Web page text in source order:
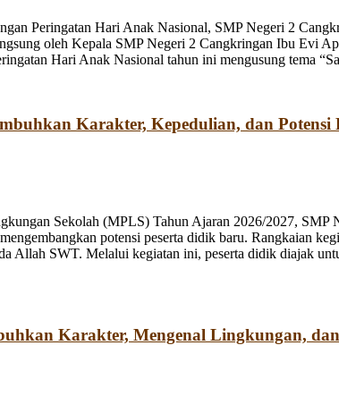
Peringatan Hari Anak Nasional, SMP Negeri 2
oleh Kepala SMP Negeri 2 Cangkringan Ibu Evi
Hari Anak Nasional tahun ini mengusung tema
Karakter, Kepedulian, dan Potensi
Sekolah (MPLS) Tahun Ajaran 2026/2027,
potensi peserta didik baru. Rangkaian
Allah SWT. Melalui kegiatan ini, peserta didik diajak
Karakter, Mengenal Lingkungan,